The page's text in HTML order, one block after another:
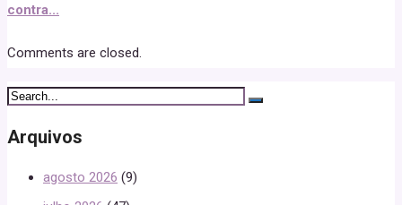
contra...
Comments are closed.
Arquivos
agosto 2026 (9)